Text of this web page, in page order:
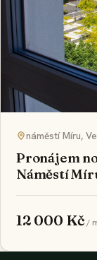
náměstí Míru,
Pronájem
Náměstí
12 000 Kč/